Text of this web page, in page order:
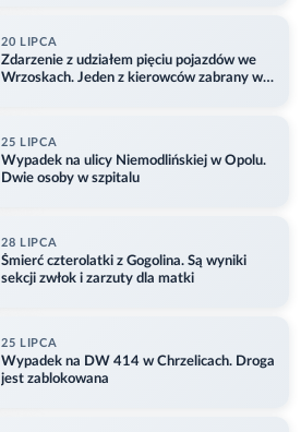
20 LIPCA
Zdarzenie z udziałem pięciu pojazdów we
Wrzoskach. Jeden z kierowców zabrany w
25 LIPCA
Wypadek na ulicy Niemodlińskiej w Opolu.
Dwie osoby w szpitalu
28 LIPCA
Śmierć czterolatki z Gogolina. Są wyniki
sekcji zwłok i zarzuty dla matki
25 LIPCA
Wypadek na DW 414 w Chrzelicach. Droga
jest zablokowana